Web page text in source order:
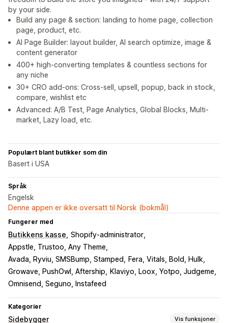
by your side.
Build any page & section: landing to home page, collection
page, product, etc.
AI Page Builder: layout builder, AI search optimize, image &
content generator
400+ high-converting templates & countless sections for
any niche
30+ CRO add-ons: Cross-sell, upsell, popup, back in stock,
compare, wishlist etc
Advanced: A/B Test, Page Analytics, Global Blocks, Multi-
market, Lazy load, etc.
Populært blant butikker som din
Basert i USA
Språk
Engelsk
Denne appen er ikke oversatt til Norsk (bokmål)
Fungerer med
Butikkens kasse Shopify-administrator
Appstle, Trustoo, Any Theme
Avada, Ryviu, SMSBump, Stamped
Fera, Vitals, Bold, Hulk
Growave, PushOwl, Aftership
Klaviyo, Loox, Yotpo, Judgeme
Omnisend, Seguno, Instafeed
Kategorier
Sidebygger Vis funksjoner